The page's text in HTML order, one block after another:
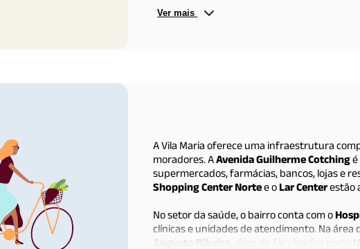
Nadir Dias de Figueiredo
Ver mais
A Vila Maria oferece uma infraestrutura
moradores. AAvenida Guilherme Cotchingé
supermercados, farmácias, bancos, lojas e
Shopping Center Nortee o Lar Centerestão
No setor da saúde, o bairro conta com o
clínicas e unidades de atendimento. Na área
Augusto Ribeiro
, além de faculdades como